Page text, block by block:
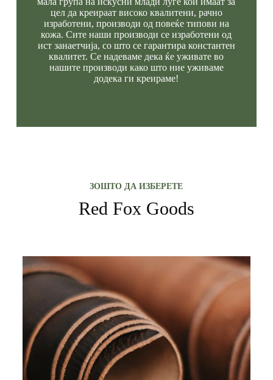
цел да креираат високо квалитени, рачно
изработени, производи од повеќе типови на
кожа. Сите наши производи се изработени од
ист занаетчија, со што се гарантира константен
квалитет. Се надеваме дека ќе уживате во
нашите производи како што ние уживаме
додека ги креираме!
ЗОШТО ДА ИЗБЕРЕТЕ
Red Fox Goods